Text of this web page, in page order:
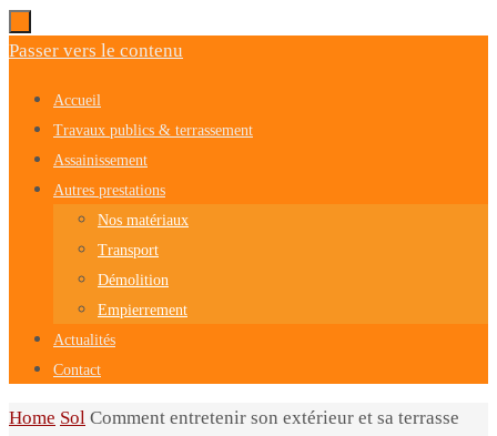
Passer vers le contenu
Accueil
Travaux publics & terrassement
Assainissement
Autres prestations
Nos matériaux
Transport
Démolition
Empierrement
Actualités
Contact
Home Sol Comment entretenir son extérieur et sa terrasse